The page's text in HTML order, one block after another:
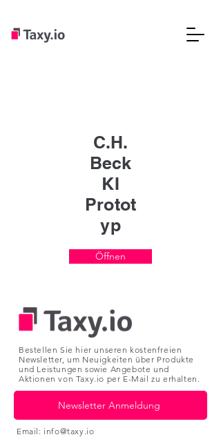
C.H.
Beck
KI
Protot
yp
Öffnen
Bestellen Sie hier unseren kostenfreien
Newsletter, um Neuigkeiten über Produkte
und Leistungen sowie Angebote und
Aktionen von Taxy.io per E-Mail zu erhalten.
Newsletter Anmeldung
Email: info@taxy.io